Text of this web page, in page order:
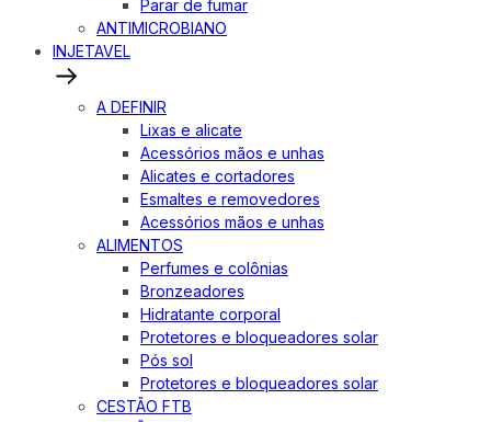
Parar de fumar
ANTIMICROBIANO
INJETAVEL
A DEFINIR
Lixas e alicate
Acessórios mãos e unhas
Alicates e cortadores
Esmaltes e removedores
Acessórios mãos e unhas
ALIMENTOS
Perfumes e colônias
Bronzeadores
Hidratante corporal
Protetores e bloqueadores solar
Pós sol
Protetores e bloqueadores solar
CESTÃO FTB